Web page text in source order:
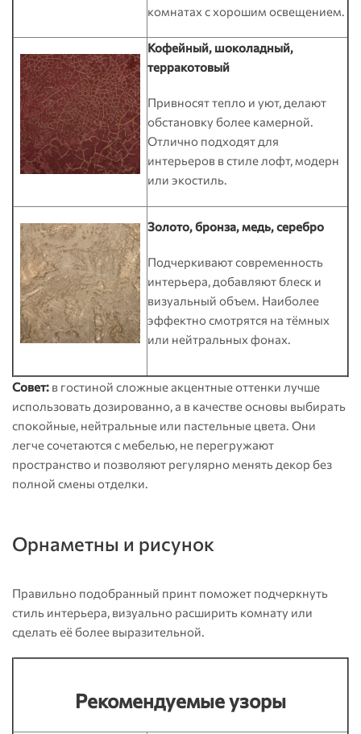
комнатах с хорошим освещением.
Кофейный, шоколадный,
терракотовый
Привносят тепло и уют, делают
обстановку более камерной.
Отлично подходят для
интерьеров в стиле лофт, модерн
или экостиль.
Золото, бронза, медь, серебро
Подчеркивают современность
интерьера, добавляют блеск и
визуальный объем. Наиболее
эффектно смотрятся на тёмных
или нейтральных фонах.
Совет: в гостиной сложные акцентные оттенки лучше
использовать дозированно, а в качестве основы выбирать
спокойные, нейтральные или пастельные цвета. Они
легче сочетаются с мебелью, не перегружают
пространство и позволяют регулярно менять декор без
полной смены отделки.
Орнаметны и рисунок
Правильно подобранный принт поможет подчеркнуть
стиль интерьера, визуально расширить комнату или
сделать её более выразительной.
Рекомендуемые узоры